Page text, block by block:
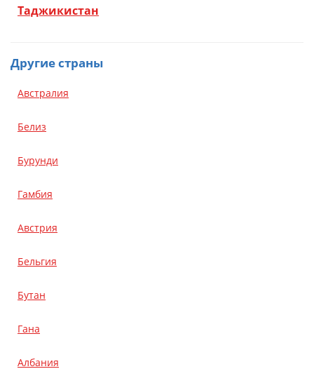
Таджикистан
Другие страны
Австралия
Белиз
Бурунди
Гамбия
Австрия
Бельгия
Бутан
Гана
Албания